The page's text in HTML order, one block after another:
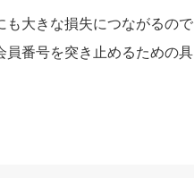
も大きな損失につながるので
員番号を突き止めるための具